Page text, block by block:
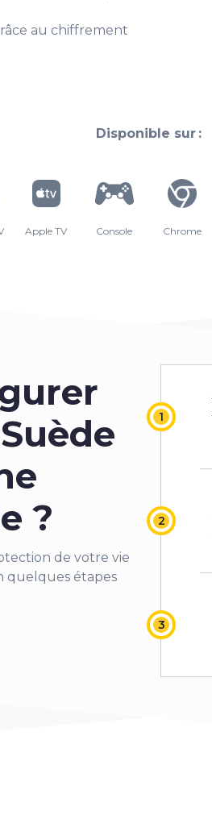
au chiffrement
Disponible sur :
Apple TV Console Chrome
?
de votre vie
quelques étapes